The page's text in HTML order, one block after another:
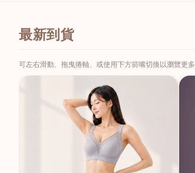
最新到貨
可左右滑動、拖曳捲軸、或使用下方箭嘴切換以瀏覽更多